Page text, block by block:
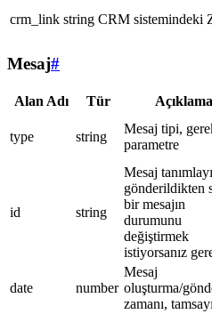
crm_link string CRM sistemindeki
Mesaj#
Alan Adı Tür Açıklama
type string
Mesaj tipi,
parametre
id string
Mesaj
gönderildikten
bir mesajın
durumunu
değiştirmek
istiyorsanız
date number
Mesaj
oluşturma/
zamanı, tamsayı